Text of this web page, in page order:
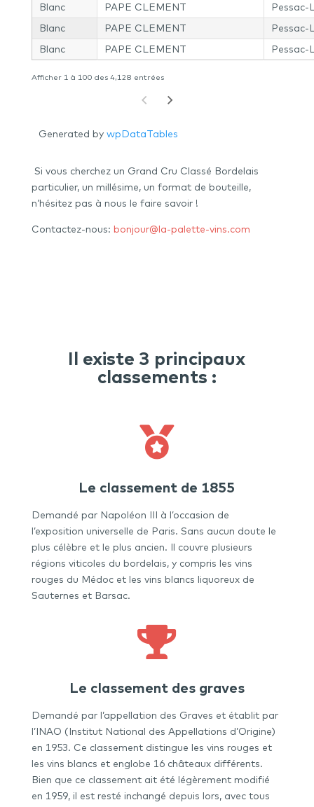
Blanc
PAPE CLEMENT
Pessac-
Blanc
PAPE CLEMENT
Pessac-
Blanc
PAPE CLEMENT Pessac-
Afficher 1 à 100 des 4,128 entrées
Generated by wpDataTables
Si vous cherchez un Grand Cru Classé Bordelais
particulier, un millésime, un format de bouteille,
n’hésitez pas à nous le faire savoir !
Contactez-nous: bonjour@la-palette-vins.com
Il existe 3 principaux
classements :

Le classement de 1855
Demandé par Napoléon III à l’occasion de
l’exposition universelle de Paris. Sans aucun doute le
plus célèbre et le plus ancien. Il couvre plusieurs
régions viticoles du bordelais, y compris les vins
rouges du Médoc et les vins blancs liquoreux de
Sauternes et Barsac.

Le classement des graves
Demandé par l’appellation des Graves et établit par
l’INAO (Institut National des Appellations d’Origine)
en 1953. Ce classement distingue les vins rouges et
les vins blancs et englobe 16 châteaux différents.
Bien que ce classement ait été légèrement modifié
en 1959, il est resté inchangé depuis lors, avec tous